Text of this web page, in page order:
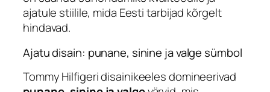
ajatule stiilile, mida Eesti tarbijad kõrgelt
hindavad.
Ajatu disain: punane, sinine ja valge sümbol
Tommy Hilfigeri disainikeeles domineerivad